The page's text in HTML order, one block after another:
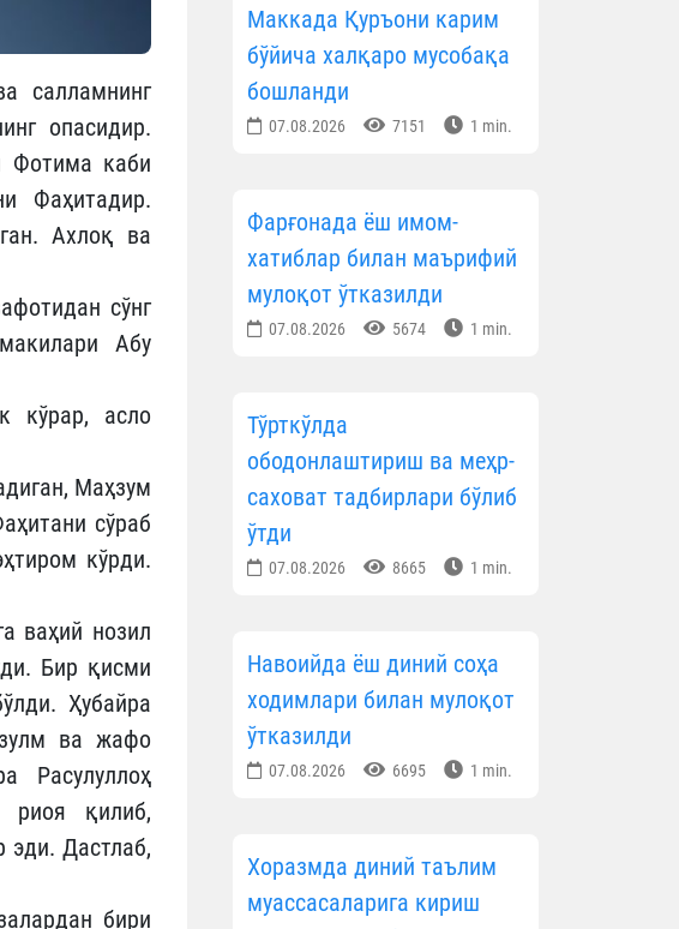
салламнинг
опасидир.
Фотима каби
Фаҳитадир.
Ахлоқ ва
сўнг
Абу
кўрар, асло
Маҳзум
сўраб
кўрди.
ваҳий нозил
Бир қисми
Ҳубайра
ва жафо
Расулуллоҳ
риоя қилиб,
эди. Дастлаб,
бири
Маккада Қуръони карим
бўйича халқаро мусобақа
бошланди
07.08.2026 7151 1 min.
Фарғонада ёш имом-
хатиблар билан маърифий
мулоқот ўтказилди
07.08.2026 5674 1 min.
Тўрткўлда
ободонлаштириш ва меҳр-
саховат тадбирлари бўлиб
ўтди
07.08.2026 8665 1 min.
Навоийда ёш диний соҳа
ходимлари билан мулоқот
ўтказилди
07.08.2026 6695 1 min.
Хоразмда диний таълим
муассасаларига кириш